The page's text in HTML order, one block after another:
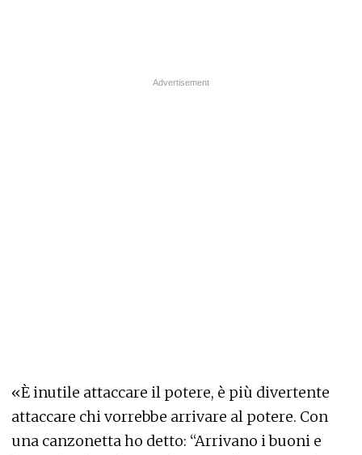
«È inutile attaccare il potere, è più divertente
attaccare chi vorrebbe arrivare al potere. Con
una canzonetta ho detto: “Arrivano i buoni e